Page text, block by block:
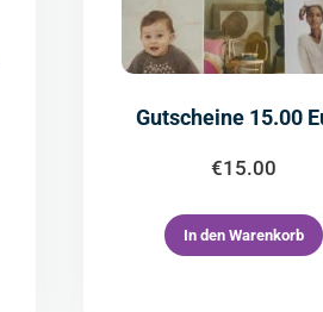
Gutscheine 15.00
€15.00
In den Warenkorb